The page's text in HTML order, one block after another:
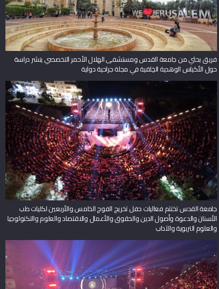
فريق بحثي من جامعة القدس ومستشفى الهلال الأحمر التخصصي ينشر دراسة
حول الأكياس الوهدية الخِلقية في مجلة جراحية دولية
جامعة القدس تختتم فعاليات حفل تخريج الفوج الخامس والأربعين لكليات طب
الأسنان والدعوة وأصول الدين والحقوق والأعمال والاقتصاد والعلوم والتكنولوجيا
والعلوم التربوية والآداب